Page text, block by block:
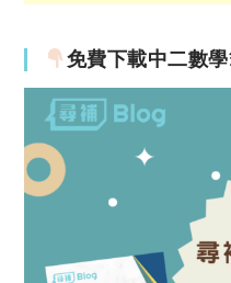
免費下載中二數學